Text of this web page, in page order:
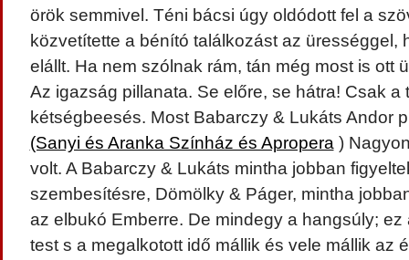
örök semmivel. Téni bácsi úgy oldódott fel a
közvetítette a bénító találkozást az ürességgel,
elállt. Ha nem szólnak rám, tán még most is ott
Az igazság pillanata. Se előre, se hátra! Csak a
kétségbeesés. Most Babarczy & Lukáts Andor
(Sanyi és Aranka Színház és Apropera )
volt. A Babarczy & Lukáts mintha jobban
szembesítésre, Dömölky & Páger, mintha
az elbukó Emberre. De mindegy a hangsúly; ez
test s a megalkotott idő mállik és vele mállik az